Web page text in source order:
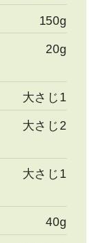
150g
20g
大さじ1
大さじ2
大さじ1
40g